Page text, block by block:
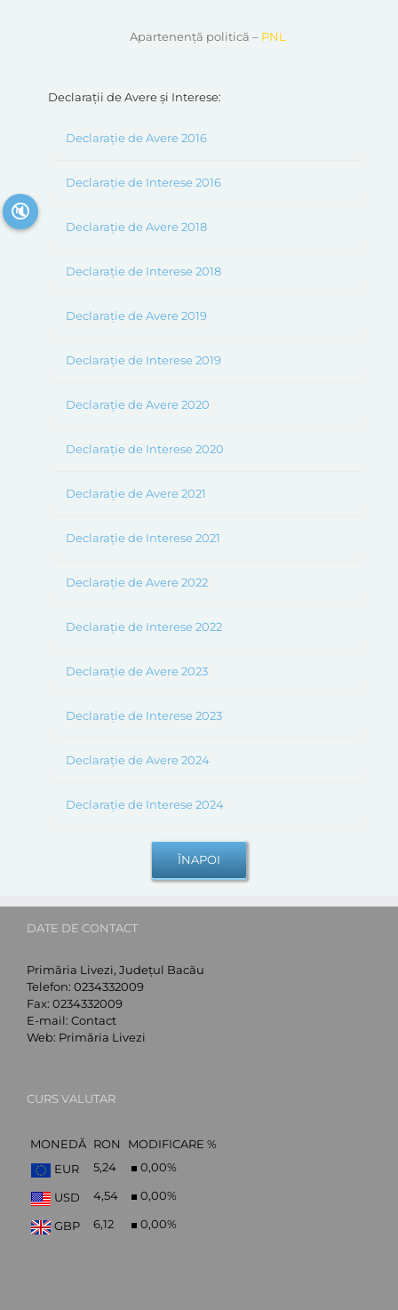
Apartenență politică – PNL
Declarații de Avere și Interese:
Declarație de Avere 2016
Declarație de Interese 2016
Declarație de Avere 2018
Declarație de Interese 2018
Declarație de Avere 2019
Declarație de Interese 2019
Declarație de Avere 2020
Declarație de Interese 2020
Declarație de Avere 2021
Declarație de Interese 2021
Declarație de Avere 2022
Declarație de Interese 2022
Declarație de Avere 2023
Declarație de Interese 2023
Declarație de Avere 2024
Declarație de Interese 2024
DATE DE CONTACT
Primăria Livezi, Județul Bacău
Telefon: 0234332009
Fax: 0234332009
E-mail: Contact
Web: Primăria Livezi
CURS VALUTAR
MONEDĂ RON
MODIFICARE %
EUR
5,24 0,00%
USD 4,54 0,00%
GBP 6,12 0,00%
🔇